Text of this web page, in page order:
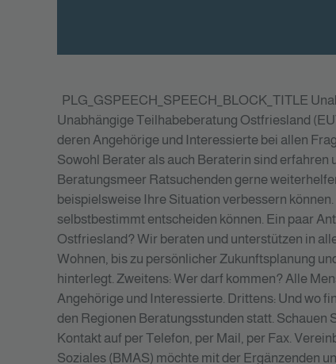
PLG_GSPEECH_SPEECH_BLOCK_TITLE
Unabhängige Teilhabeberatung Ostfriesland
deren Angehörige und Interessierte bei allen
Sowohl Berater als auch Beraterin sind
Beratungsmeer Ratsuchenden gerne
beispielsweise Ihre Situation verbessern
selbstbestimmt entscheiden können. Ein paar
Ostfriesland? Wir beraten und unterstützen in
Wohnen, bis zu persönlicher Zukunftsplanung
hinterlegt. Zweitens: Wer darf kommen? Alle
Angehörige und Interessierte. Drittens: Und wo
den Regionen Beratungsstunden statt. Schauen
Kontakt auf per Telefon, per Mail, per Fax.
Soziales (BMAS) möchte mit der Ergänzenden